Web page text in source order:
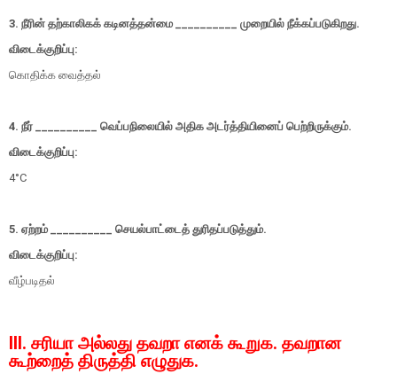
3. நீரின் தற்காலிகக் கடினத்தன்மை __________ முறையில் நீக்கப்படுகிறது.
விடைக்குறிப்பு:
கொதிக்க வைத்தல்
4. நீர் __________ வெப்பநிலையில் அதிக அடர்த்தியினைப் பெற்றிருக்கும்.
விடைக்குறிப்பு:
4°C
5. ஏற்றம் __________ செயல்பாட்டைத் துரிதப்படுத்தும்.
விடைக்குறிப்பு:
வீழ்படிதல்
III. சரியா அல்லது தவறா எனக் கூறுக. தவறான
கூற்றைத் திருத்தி எழுதுக.